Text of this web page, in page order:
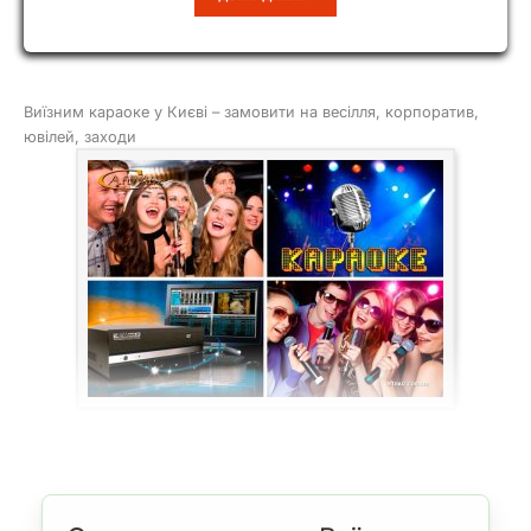
Виїзним караоке у Києві – замовити на весілля, корпоратив,
ювілей, заходи
хочетезамовити караоке на весілля, ювілей, дитячий день